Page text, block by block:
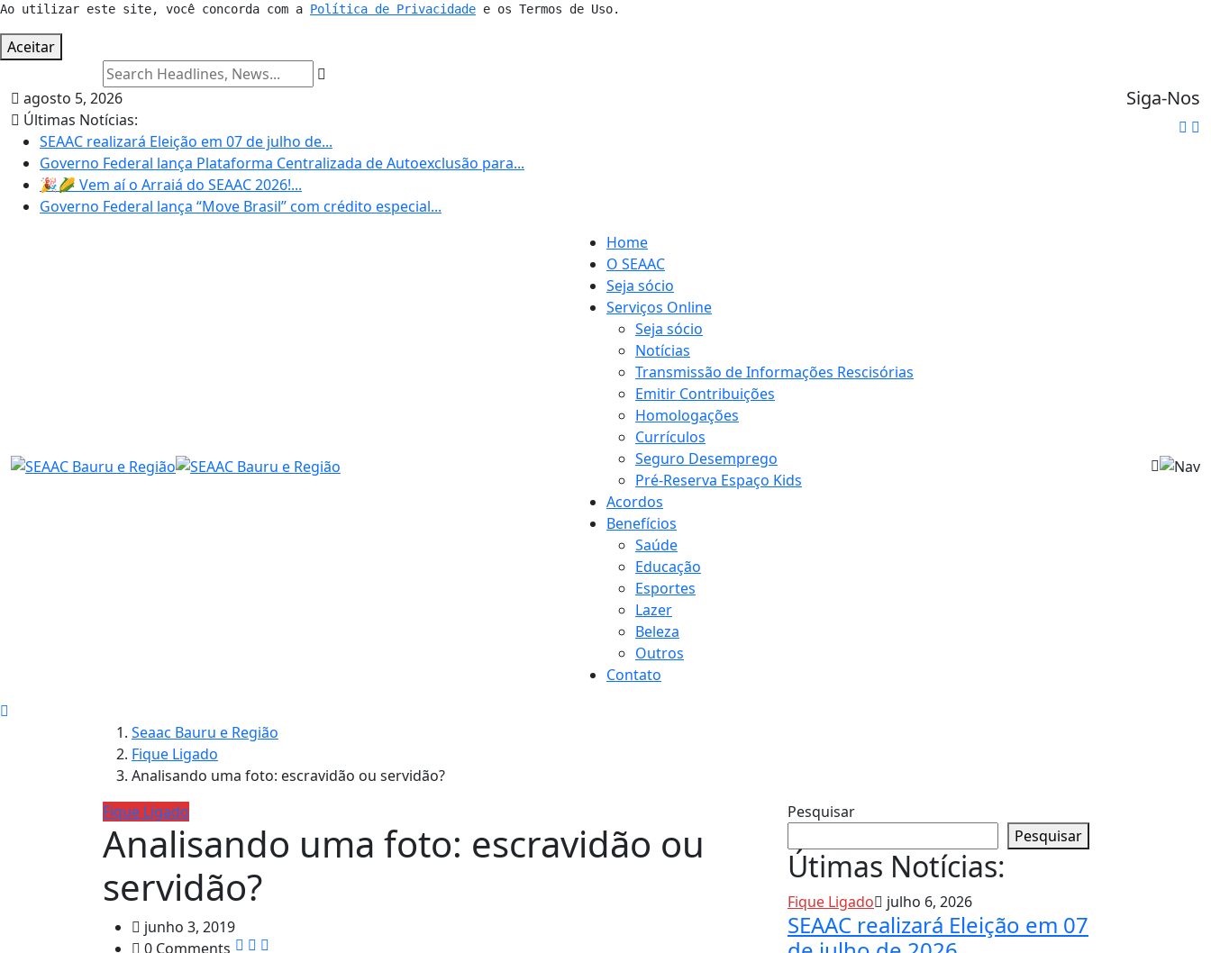
Ao utilizar este site, você concorda com a Política de Privacidade e os Termos de Uso.
Aceitar
agosto 5, 2026
Últimas Notícias:
SEAAC realizará Eleição em 07 de julho de...
Governo Federal lança Plataforma Centralizada de Autoexclusão para...
🎉🌽 Vem aí o Arraiá do SEAAC 2026!...
Governo Federal lança “Move Brasil” com crédito especial...
Siga-Nos
Home
O SEAAC
Seja sócio
Serviços Online
Seja sócio
Notícias
Transmissão de Informações Rescisórias
Emitir Contribuições
Homologações
Currículos
Seguro Desemprego
Pré-Reserva Espaço Kids
Acordos
Benefícios
Saúde
Educação
Esportes
Lazer
Beleza
Outros
Contato
Seaac Bauru e Região
Fique Ligado
Analisando uma foto: escravidão ou servidão?
Fique Ligado
Analisando uma foto: escravidão ou
servidão?
junho 3, 2019
0 Comments
Pesquisar
Pesquisar
Útimas Notícias:
Fique Ligado julho 6, 2026
SEAAC realizará Eleição em 07